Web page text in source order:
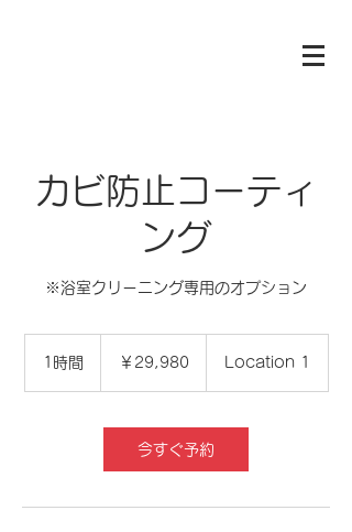
カビ防止コーティ
ング
※浴室クリーニング専用のオプション
1時間 ￥29,980 Location 1
今すぐ予約